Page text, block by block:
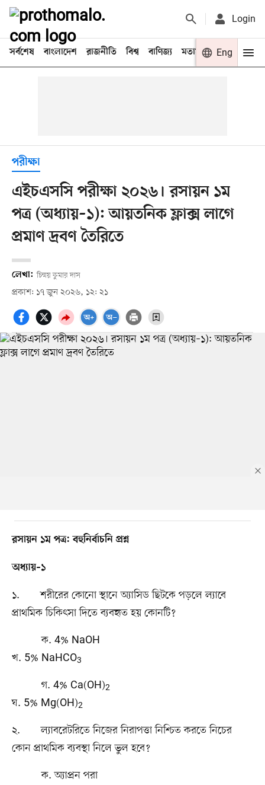
Login
সর্বশেষ বাংলাদেশ রাজনীতি বিশ্ব বাণিজ্য মতামত খেলা
Eng
পরীক্ষা
এইচএসসি পরীক্ষা ২০২৬। রসায়ন ১ম
পত্র (অধ্যায়–১): আয়তনিক ফ্লাক্স লাগে
প্রমাণ দ্রবণ তৈরিতে
লেখা: চিন্ময় কুমার দাস
প্রকাশ: ১৭ জুন ২০২৬, ১২: ২১
রসায়ন ১ম পত্র: বহুনির্বাচনি প্রশ্ন
অধ্যায়–১
১. শরীরের কোনো স্থানে অ্যাসিড ছিটকে পড়লে ল্যাবে
প্রাথমিক চিকিৎসা দিতে ব্যবহৃত হয় কোনটি?
ক. 4% NaOH
খ. 5% NaHCO3
গ. 4% Ca(OH)2
ঘ. 5% Mg(OH)2
২. ল্যাবরেটরিতে নিজের নিরাপত্তা নিশ্চিত করতে নিচের
কোন প্রাথমিক ব্যবস্থা নিলে ভুল হবে?
ক. অ্যাপ্রন পরা